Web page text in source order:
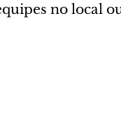
no local